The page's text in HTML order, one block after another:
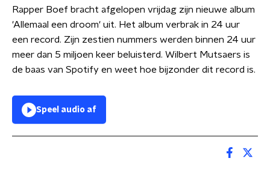
Rapper Boef bracht afgelopen vrijdag zijn nieuwe album
'Allemaal een droom' uit. Het album verbrak in 24 uur
een record. Zijn zestien nummers werden binnen 24 uur
meer dan 5 miljoen keer beluisterd. Wilbert Mutsaers is
de baas van Spotify en weet hoe bijzonder dit record is.
Speel audio af